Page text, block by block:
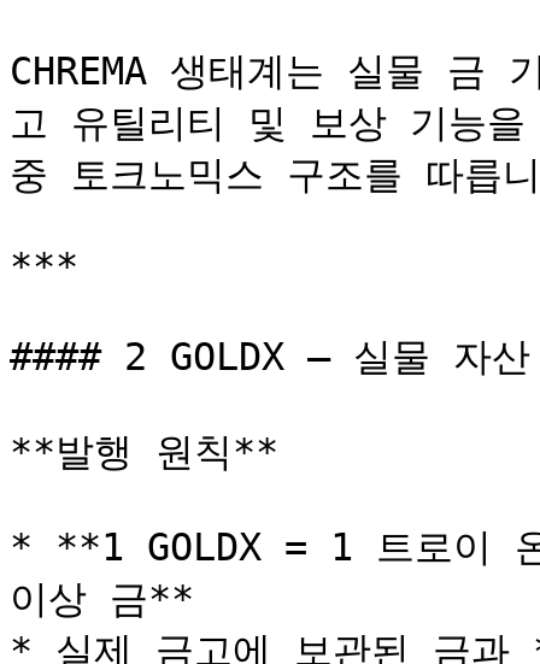
CHREMA 생태계는 실물 금
고 유틸리티 및 보상 기능
중 토크노믹스 구조를 따릅
***
#### 2 GOLDX – 실물 자
**발행 원칙**
* **1 GOLDX = 1 트로이
이상 금**
* 실제 금고에 보관된 금